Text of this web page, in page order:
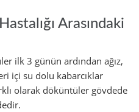
Arasındaki
ilk 3 günün ardından ağız,
içi su dolu kabarcıklar
olarak döküntüler gövdede